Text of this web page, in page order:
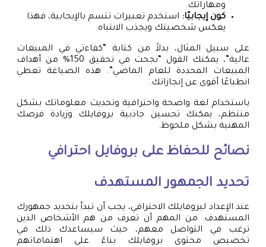
ومهاراتك.
كون إيجابيًا: استخدم تعبيرات تتسم بالإيجابية، فهذا
يعكس شخصيتك ويجذب الانتباه.
على سبيل المثال، بدلاً من كتابة “كفاءتي في المبيعات
عالية”، يمكنك القول “نجحت في تحقيق 150% من أهداف
المبيعات المحددة للعام الماضي”. هذه الصياغة تعطي
انطباعًا أقوى عن إنجازاتك.
باستخدام لغة واضحة واحترافية وتحديث معلوماتك بشكل
منتظم، يمكنك تحسين جاذبية بروفايلك وزيادة فرصك
المهنية بشكل ملحوظ.
نصائح للحفاظ على بروفايل احترافي
تحديد الجمهور المستهدف
عند الإعداد لبروفايلك الاحترافي، يجب أن تبدأ بتحديد جمهورك
المستهدف. من المهم أن تعرف من هم الأشخاص الذين
ترغب في التواصل معهم، حيث سيساعدك ذلك في
تخصيص محتوى بروفايلك بناءً على اهتماماتهم